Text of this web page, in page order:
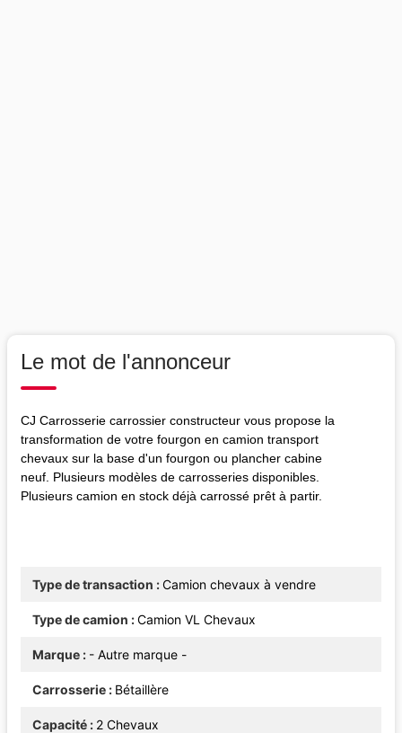
Le mot de l'annonceur
CJ Carrosserie carrossier constructeur vous propose la
transformation de votre fourgon en camion transport
chevaux sur la base d'un fourgon ou plancher cabine
neuf. Plusieurs modèles de carrosseries disponibles.
Plusieurs camion en stock déjà carrossé prêt à partir.
Type de transaction Camion chevaux à vendre
Type de camion Camion VL Chevaux
Marque - Autre marque -
Carrosserie Bétaillère
Capacité 2 Chevaux